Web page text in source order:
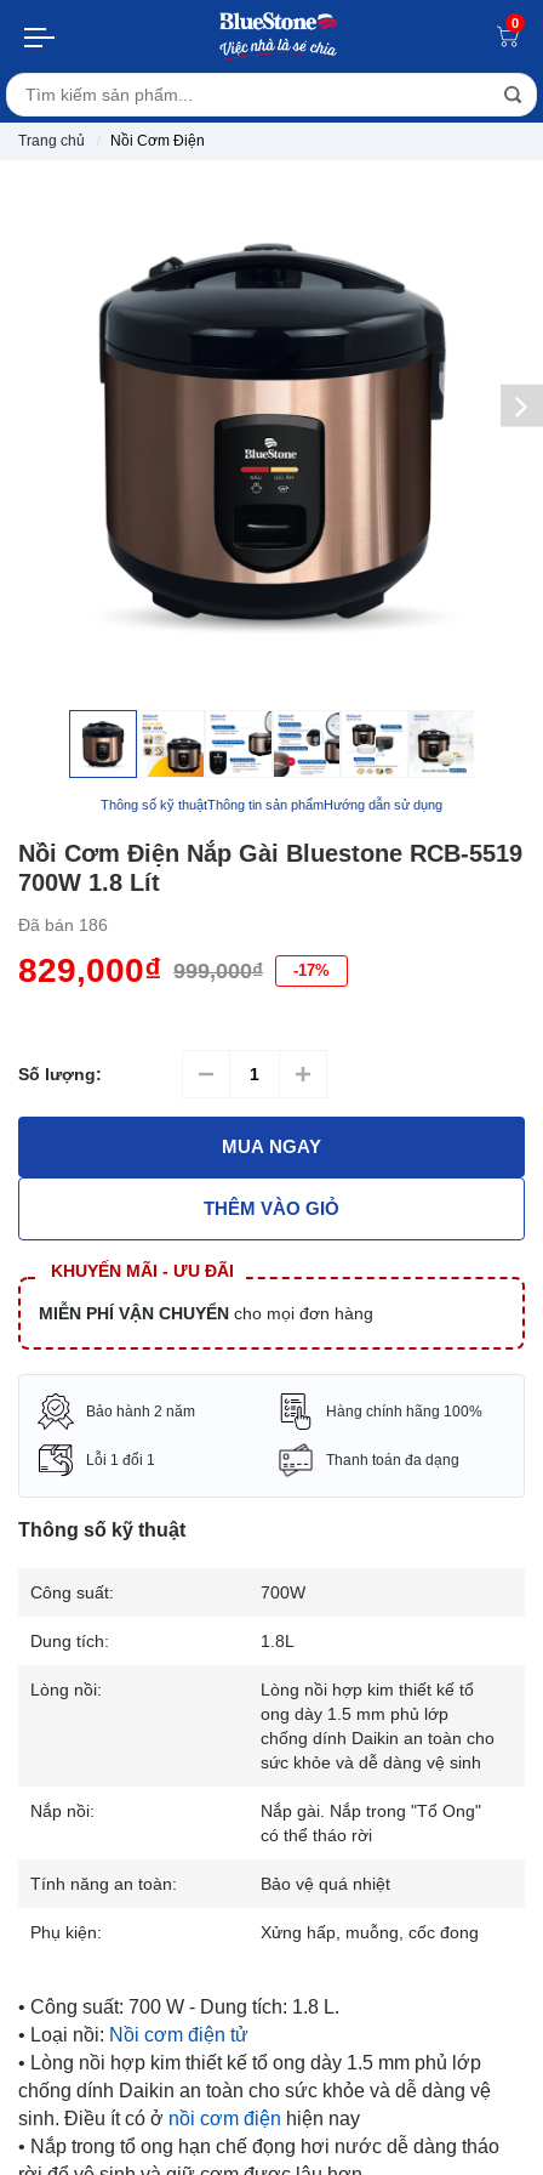
0
Trang chủ Nồi Cơm Điện
Thông số kỹ thuậtThông tin sản phẩmHướng dẫn sử dụng
Nồi Cơm Điện Nắp Gài Bluestone RCB-5519
700W 1.8 Lít
Đã bán 186
829,000₫ 999,000₫ -17%
Số lượng:
MUA NGAY
THÊM VÀO GIỎ
KHUYẾN MÃI - ƯU ĐÃI
MIỄN PHÍ VẬN CHUYỂN cho mọi đơn hàng
Bảo hành 2 năm Hàng chính hãng 100%
Lỗi 1 đổi 1 Thanh toán đa dạng
Thông số kỹ thuật
Công suất: 700W
Dung tích: 1.8L
Lòng nồi:
Lòng nồi hợp kim thiết kế tổ
ong dày 1.5 mm phủ lớp
chống dính Daikin an toàn cho
sức khỏe và dễ dàng vệ sinh
Nắp nồi:
Nắp gài. Nắp trong "Tổ Ong"
có thể tháo rời
Tính năng an toàn: Bảo vệ quá nhiệt
Phụ kiện: Xửng hấp, muỗng, cốc đong
• Công suất: 700 W - Dung tích: 1.8 L.
• Loại nồi: Nồi cơm điện tử
• Lòng nồi hợp kim thiết kế tổ ong dày 1.5 mm phủ lớp
chống dính Daikin an toàn cho sức khỏe và dễ dàng vệ
sinh. Điều ít có ở nồi cơm điện hiện nay
• Nắp trong tổ ong hạn chế đọng hơi nước dễ dàng tháo